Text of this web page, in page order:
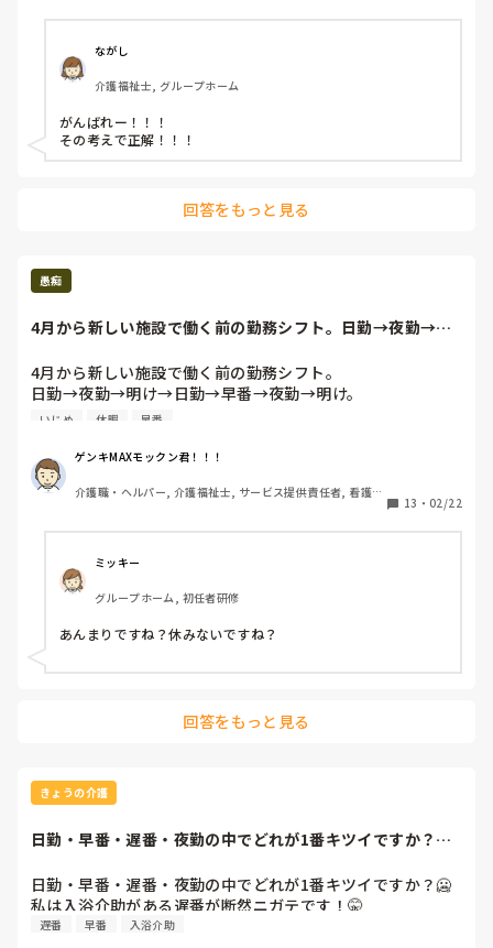
ながし
介護福祉士, グループホーム
がんばれー！！！
その考えで正解！！！
回答をもっと見る
愚痴
4月から新しい施設で働く前の勤務シフト。日勤→夜勤→明
4月から新しい施設で働く前の勤務シフト。
日勤→夜勤→明け→日勤→早番→夜勤→明け。
早番→日勤→早番→早番→夜勤→明け→日勤→早番。
頑張りますけど。。。
でも、かなり、辞めるにあたっての嫌がらせの勤務だと思う
のですが、この勤務について皆さんはどう思いますか？？？
いじめ 休暇 早番
ゲンキMAXモックン君！！！
介護職・ヘルパー, 介護福祉士, サービス提供責任者, 看護助
ケア・通所リハ, 病院, 訪問介護, 初任者研修, 実務者研修,
13 ・ 02/22
ミッキー
グループホーム, 初任者研修
あんまりですね？休みないですね？
回答をもっと見る
きょうの介護
日勤・早番・遅番・夜勤の中でどれが1番キツイですか？🥶
日勤・早番・遅番・夜勤の中でどれが1番キツイですか？🥶
私は入浴介助がある遅番が断然ニガテです！🤫
遅番 早番 入浴介助